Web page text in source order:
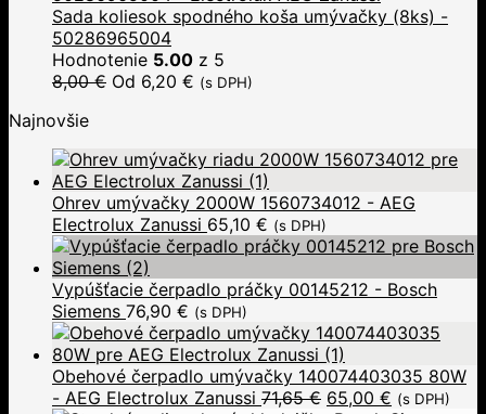
Sada koliesok spodného koša umývačky (8ks) -
50286965004
Hodnotenie 5.00 z 5
8,00€ Od 6,20 € (s DPH)
Najnovšie
Ohrev umývačky 2000W 1560734012 - AEG
Electrolux Zanussi 65,10 € (s DPH)
Vypúšťacie čerpadlo práčky 00145212 - Bosch
Siemens 76,90 € (s DPH)
Obehové čerpadlo umývačky 140074403035 80W
- AEG Electrolux Zanussi 71,65€ 65,00 € (s DPH)